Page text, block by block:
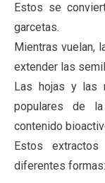
Estos se
garcetas.
Mientras vuelan,
extender las
Las hojas y las
populares de
contenido
Estos
diferentes formas: